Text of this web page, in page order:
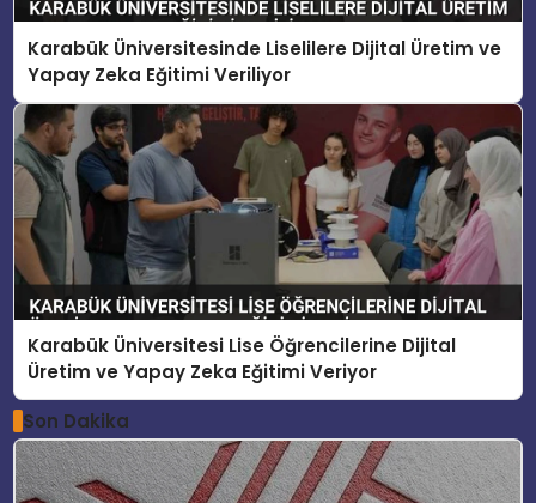
Karabük Üniversitesinde Liselilere Dijital Üretim ve
Yapay Zeka Eğitimi Veriliyor
Karabük Üniversitesi Lise Öğrencilerine Dijital
Üretim ve Yapay Zeka Eğitimi Veriyor
Son Dakika